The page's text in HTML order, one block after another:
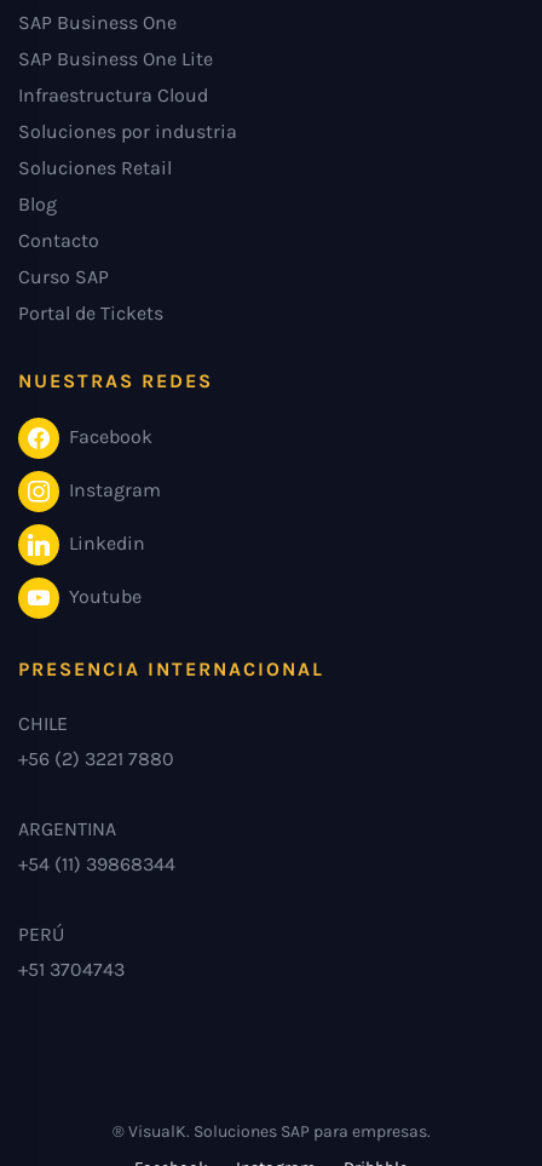
SAP Business One
SAP Business One Lite
Infraestructura Cloud
Soluciones por industria
Soluciones Retail
Blog
Contacto
Curso SAP
Portal de Tickets
NUESTRAS REDES
Facebook
Instagram
Linkedin
Youtube
PRESENCIA INTERNACIONAL
CHILE
+56 (2) 3221 7880
ARGENTINA
+54 (11) 39868344
PERÚ
+51 3704743
® VisualK. Soluciones SAP para empresas.